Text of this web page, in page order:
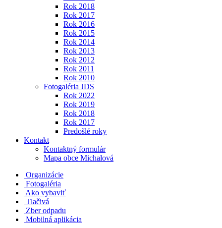
Rok 2018
Rok 2017
Rok 2016
Rok 2015
Rok 2014
Rok 2013
Rok 2012
Rok 2011
Rok 2010
Fotogaléria JDS
Rok 2022
Rok 2019
Rok 2018
Rok 2017
Predošlé roky
Kontakt
Kontaktný formulár
Mapa obce Michalová
Organizácie
Fotogaléria
Ako vybaviť
Tlačivá
Zber odpadu
Mobilná aplikácia